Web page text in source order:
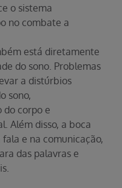
o sistema
no combate a
está diretamente
do sono. Problemas
a distúrbios
sono,
do corpo e
Além disso, a boca
e na comunicação,
das palavras e